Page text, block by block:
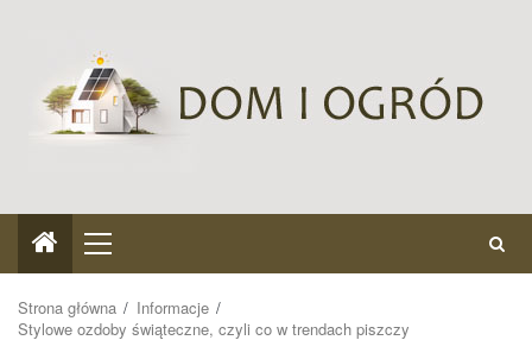
Menu
główne
Strona główna
Informacje
Stylowe ozdoby świąteczne, czyli co w trendach piszczy